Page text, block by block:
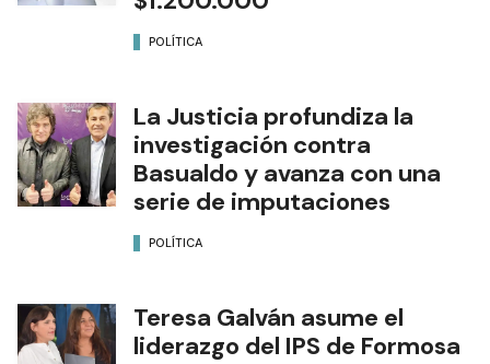
POLÍTICA
La Justicia profundiza la
investigación contra
Basualdo y avanza con una
serie de imputaciones
POLÍTICA
Teresa Galván asume el
liderazgo del IPS de Formosa